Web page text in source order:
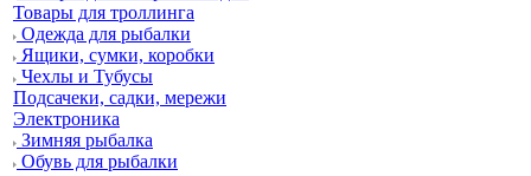
Товары для троллинга
Одежда для рыбалки
Ящики, сумки, коробки
Чехлы и Тубусы
Подсачеки, садки, мережи
Электроника
Зимняя рыбалка
Обувь для рыбалки